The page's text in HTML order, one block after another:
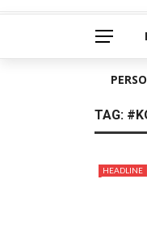
TAG:
HEADLINE